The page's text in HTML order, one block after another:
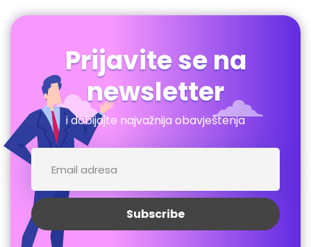
Prijavite se na
newsletter
i dobijajte najvažnija obavještenja